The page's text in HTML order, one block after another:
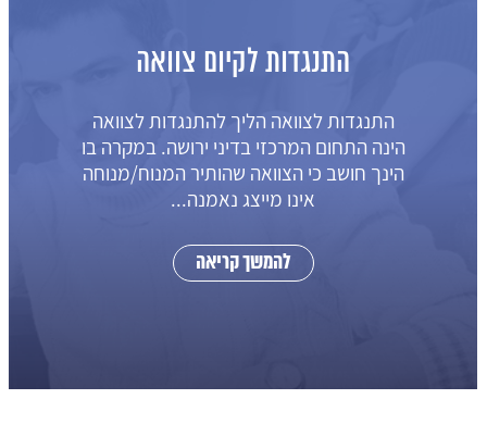
התנגדות לקיום צוואה
התנגדות לצוואה הליך להתנגדות לצוואה
הינה התחום המרכזי בדיני ירושה. במקרה בו
הינך חושב כי הצוואה שהותיר המנוח/מנוחה
אינו מייצג נאמנה...
להמשך קריאה